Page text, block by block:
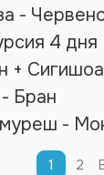
-
4 дня
+
Бран
-
1 2